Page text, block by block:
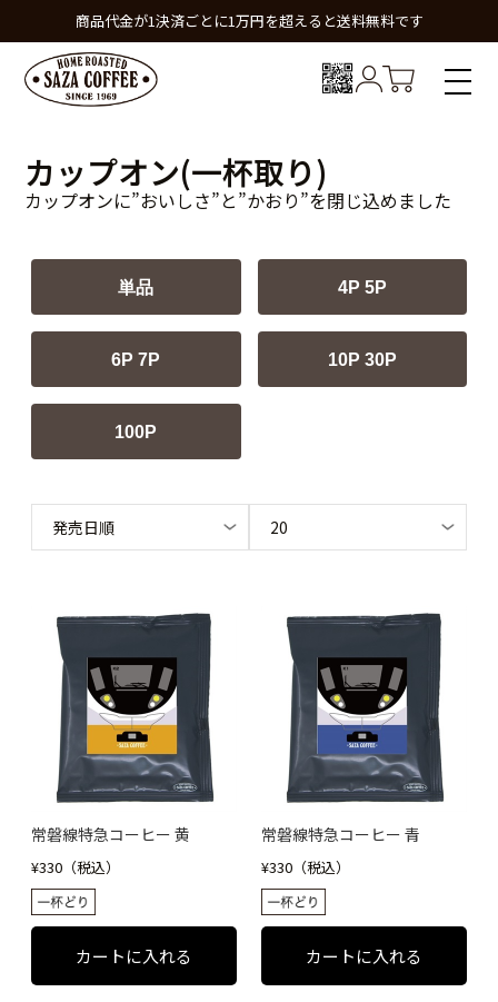
商品代金が1決済ごとに1万円を超えると送料無料です
カップオン(一杯取り)
カップオンに”おいしさ”と”かおり”を閉じ込めました
単品 4P 5P
6P 7P 10P 30P
100P
常磐線特急コーヒー 黄
¥330（税込）
常磐線特急コーヒー 青
¥330（税込）